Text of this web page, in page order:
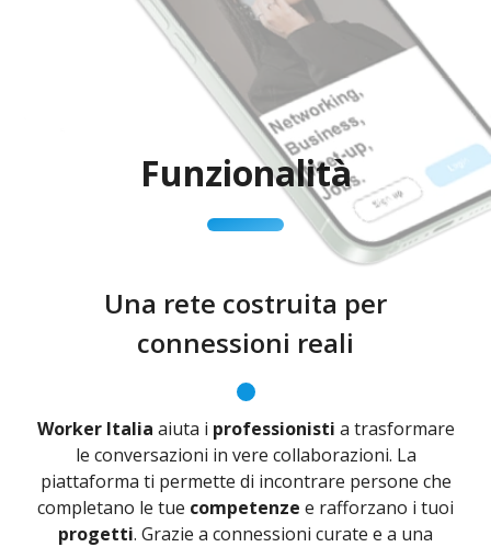
Funzionalità
Una rete costruita per
connessioni reali
Worker Italia aiuta i professionisti a trasformare
le conversazioni in vere collaborazioni. La
piattaforma ti permette di incontrare persone che
completano le tue competenze e rafforzano i tuoi
progetti. Grazie a connessioni curate e a una